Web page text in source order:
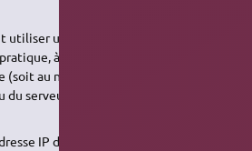
utiliser une
à moins de définir une IP fixe
(soit au niveau de sa configuration
du serveur
IP d'une machine sous